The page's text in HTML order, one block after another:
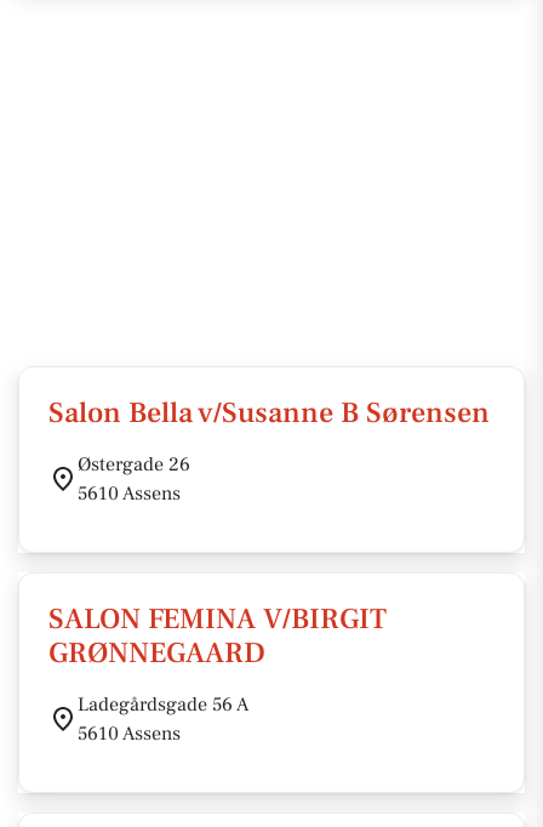
Salon Bella v/Susanne B Sørensen
Østergade 26
5610 Assens
SALON FEMINA V/BIRGIT
GRØNNEGAARD
Ladegårdsgade 56 A
5610 Assens